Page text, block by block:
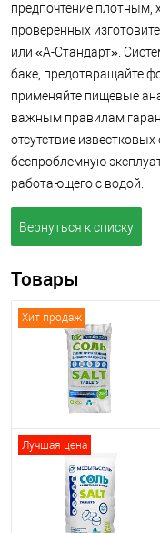
предпочтение плотным,
проверенных
или «А-Стандарт».
баке, предотвращайте
применяйте пищевые
важным правилам
отсутствие
беспроблемную
работающего с водой.
Вернуться к списку
Товары
Хит продаж
Лучшая цена